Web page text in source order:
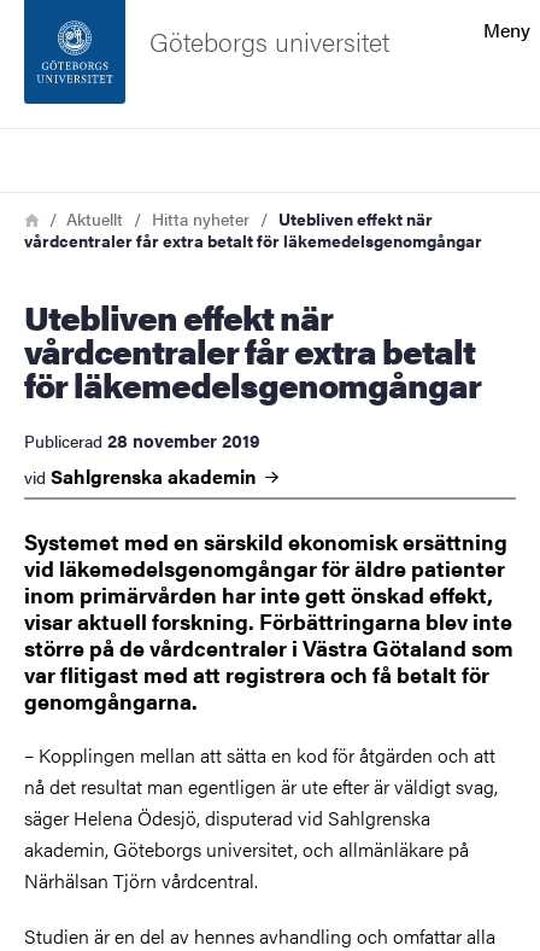
Sidfoten
Om webbplatsen
Meny
Göteborgs universitet
Länkstig
HemAktuellt Hitta nyheter
Utebliven effekt när
vårdcentraler får extra betalt för läkemedelsgenomgångar
Utebliven effekt när
vårdcentraler får extra betalt
för läkemedelsgenomgångar
Publicerad 28 november 2019
vid Sahlgrenska akademin
​​​​​​​Systemet med en särskild ekonomisk ersättning
vid läkemedelsgenomgångar för äldre patienter
inom primärvården har inte gett önskad effekt,
visar aktuell forskning. Förbättringarna blev inte
större på de vårdcentraler i Västra Götaland som
var flitigast med att registrera och få betalt för
genomgångarna.
– Kopplingen mellan att sätta en kod för åtgärden och att
nå det resultat man egentligen är ute efter är väldigt svag,
säger Helena Ödesjö, disputerad vid Sahlgrenska
akademin, Göteborgs universitet, och allmänläkare på
Närhälsan Tjörn vårdcentral.
Studien är en del av hennes avhandling och omfattar alla